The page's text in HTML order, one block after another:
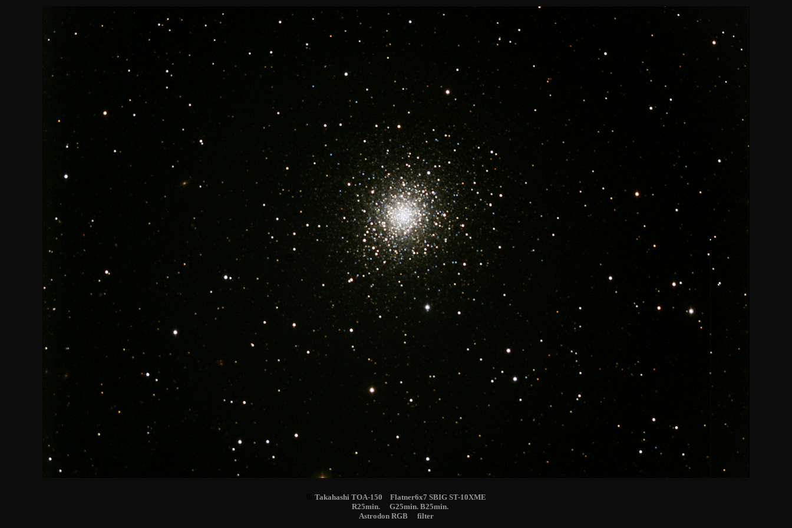
Takahashi TOA-150 Flatner6x7 SBIG ST-10XME
R25min. G25min. B25min.
Astrodon RGB filter